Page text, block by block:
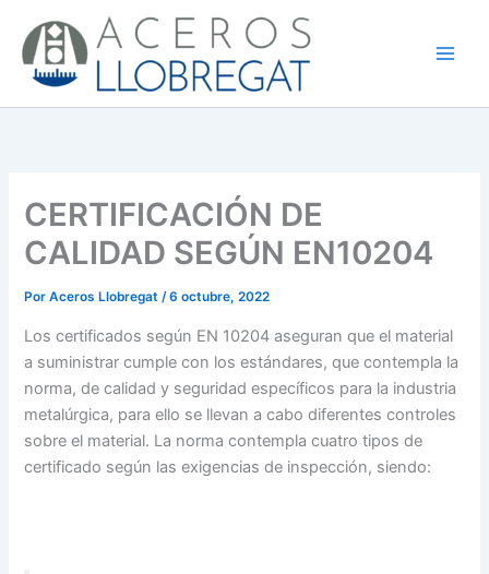
contenido
CERTIFICACIÓN DE
CALIDAD SEGÚN EN10204
PorAceros Llobregat/6 octubre, 2022
Los certificados según EN 10204 aseguran que el material
a suministrar cumple con los estándares, que contempla la
norma, de calidad y seguridad específicos para la industria
metalúrgica, para ello se llevan a cabo diferentes controles
sobre el material. La norma contempla cuatro tipos de
certificado según las exigencias de inspección, siendo: